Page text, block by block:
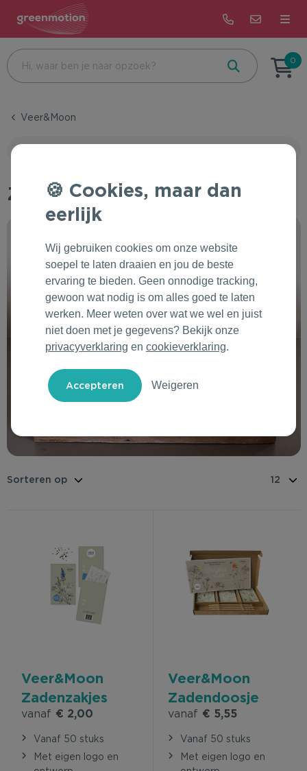
0
Eten & Drinken
Kantoor & Schrijfwaren
Tassen & Reizen
Groei & Bloei
Kleding & Accessoires
Outdoor & Vrije tijd
Technologie & Gadgets
Home & Living
Daarom Duurzaam
Feest
Recruitment
Onboarding
Bedrijfsuitje & Sportevent
Groene Lente Dagen
Oranjefeest
Vakantie & Zomer
Herfstmomenten
Kerst & Eindejaar
Correctbook
Dopper
Patagonia
Rituals
Roll'Eat
Samsonite
Tony's Chocolonely
Veer&Moon
Zaden
Veer&Moon
Zadenzakjes
vanaf € 2,00
Vanaf 50 stuks
Met eigen logo en
Veer&Moon
Zadendoosje
vanaf € 5,55
Vanaf 50 stuks
Met eigen logo en
Cookies, maar dan
eerlijk
Wij gebruiken cookies om onze website
soepel te laten draaien en jou de beste
ervaring te bieden. Geen onnodige tracking,
gewoon wat nodig is om alles goed te laten
werken. Meer weten over wat we wel en juist
niet doen met je gegevens? Bekijk onze
privacyverklaring en cookieverklaring.
Weigeren